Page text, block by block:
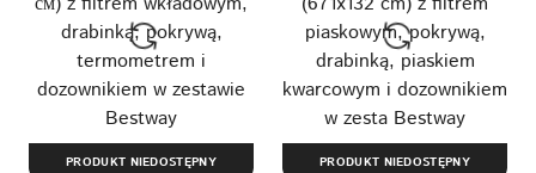
PRODUKT NIEDOSTĘPNY PRODUKT NIEDOSTĘPNY